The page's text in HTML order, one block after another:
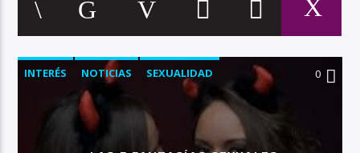
INTERÉS NOTICIAS SEXUALIDAD 0